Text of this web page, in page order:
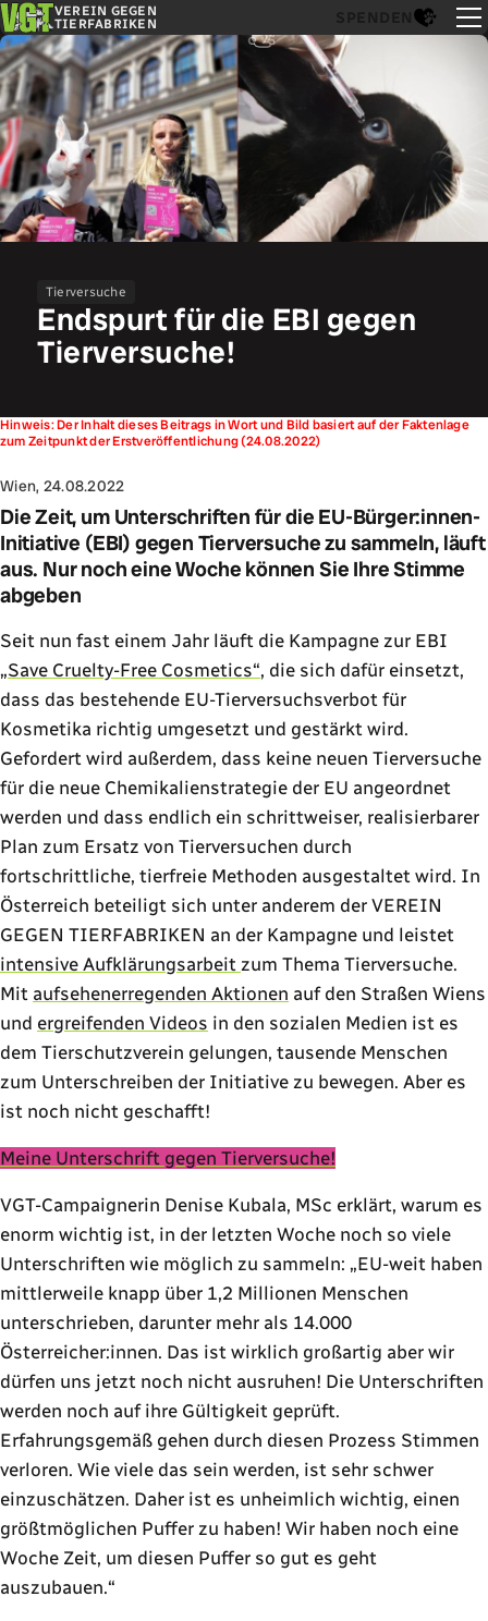
VEREIN GEGEN
TIERFABRIKEN
SPENDEN
Tierversuche
Endspurt für die EBI gegen
Tierversuche!
Hinweis: Der Inhalt dieses Beitrags in Wort und Bild basiert auf der Faktenlage
zum Zeitpunkt der Erstveröffentlichung (24.08.2022)
Wien, 24.08.2022
Die Zeit, um Unterschriften für die EU-Bürger:innen-
Initiative (EBI) gegen Tierversuche zu sammeln, läuft
aus. Nur noch eine Woche können Sie Ihre Stimme
abgeben
Seit nun fast einem Jahr läuft die Kampagne zur EBI
„Save Cruelty-Free Cosmetics“, die sich dafür einsetzt,
dass das bestehende EU-Tierversuchsverbot für
Kosmetika richtig umgesetzt und gestärkt wird.
Gefordert wird außerdem, dass keine neuen Tierversuche
für die neue Chemikalienstrategie der EU angeordnet
werden und dass endlich ein schrittweiser, realisierbarer
Plan zum Ersatz von Tierversuchen durch
fortschrittliche, tierfreie Methoden ausgestaltet wird. In
Österreich beteiligt sich unter anderem der VEREIN
GEGEN TIERFABRIKEN an der Kampagne und leistet
intensive Aufklärungsarbeit zum Thema Tierversuche.
Mit aufsehenerregenden Aktionen auf den Straßen Wiens
und ergreifenden Videos in den sozialen Medien ist es
dem Tierschutzverein gelungen, tausende Menschen
zum Unterschreiben der Initiative zu bewegen. Aber es
ist noch nicht geschafft!
Meine Unterschrift gegen Tierversuche!
VGT-Campaignerin Denise Kubala, MSc erklärt, warum es
enorm wichtig ist, in der letzten Woche noch so viele
Unterschriften wie möglich zu sammeln:
EU-weit haben
mittlerweile knapp über 1,2 Millionen Menschen
unterschrieben, darunter mehr als 14.000
Österreicher:innen. Das ist wirklich großartig aber wir
dürfen uns jetzt noch nicht ausruhen! Die Unterschriften
werden noch auf ihre Gültigkeit geprüft.
Erfahrungsgemäß gehen durch diesen Prozess Stimmen
verloren. Wie viele das sein werden, ist sehr schwer
einzuschätzen. Daher ist es unheimlich wichtig, einen
größtmöglichen Puffer zu haben! Wir haben noch eine
Woche Zeit, um diesen Puffer so gut es geht
auszubauen.